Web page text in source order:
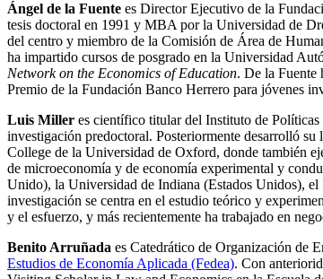
Ángel de la Fuente es Director Ejecutivo de la
tesis doctoral en 1991 y MBA por la Universidad de
del centro y miembro de la Comisión de Área de
ha impartido cursos de posgrado en la Universidad
Network on the Economics of Education. De la Fuente
Premio de la Fundación Banco Herrero para jóvenes
Luis Miller es científico titular del Instituto de
investigación predoctoral. Posteriormente desarrolló
College de la Universidad de Oxford, donde también
de microeconomía y de economía experimental y
Unido), la Universidad de Indiana (Estados Unidos),
investigación se centra en el estudio teórico y
y el esfuerzo, y más recientemente ha trabajado en
Benito Arruñada es Catedrático de Organización de
Estudios de Economía Aplicada (Fedea). Con